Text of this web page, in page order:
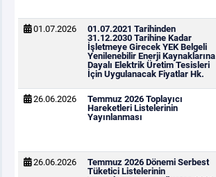
01.07.2026
01.07.2021 Tarihinden
31.12.2030 Tarihine Kadar
İşletmeye Girecek YEK Belgeli
Yenilenebilir Enerji Kaynaklarına
Dayalı Elektrik Üretim Tesisleri
İçin Uygulanacak Fiyatlar Hk.
26.06.2026
Temmuz 2026 Toplayıcı
Hareketleri Listelerinin
Yayınlanması
26.06.2026
Temmuz 2026 Dönemi Serbest
Tüketici Listelerinin